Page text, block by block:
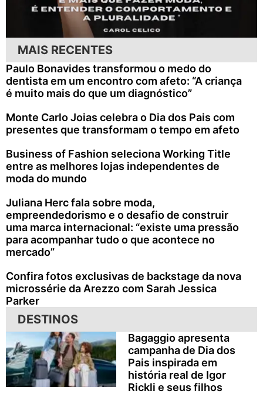
MAIS RECENTES
Paulo Bonavides transformou o medo do
dentista em um encontro com afeto: “A criança
é muito mais do que um diagnóstico”
Monte Carlo Joias celebra o Dia dos Pais com
presentes que transformam o tempo em afeto
Business of Fashion seleciona Working Title
entre as melhores lojas independentes de
moda do mundo
Juliana Herc fala sobre moda,
empreendedorismo e o desafio de construir
uma marca internacional: “existe uma pressão
para acompanhar tudo o que acontece no
mercado”
Confira fotos exclusivas de backstage da nova
microssérie da Arezzo com Sarah Jessica
Parker
DESTINOS
Bagaggio apresenta
campanha de Dia dos
Pais inspirada em
história real de Igor
Rickli e seus filhos